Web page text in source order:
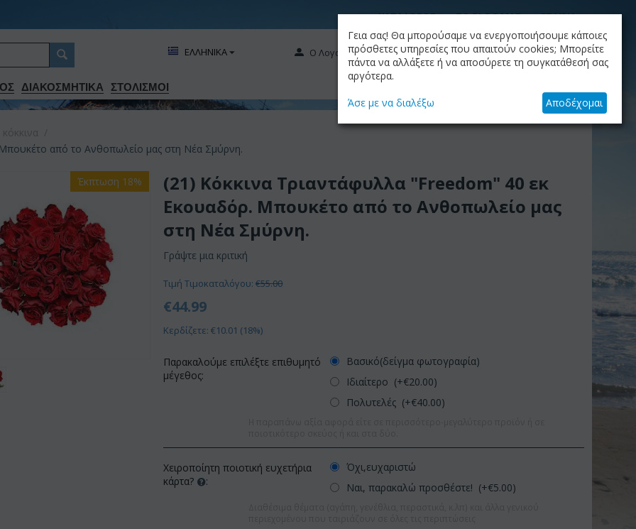
ΚΑΤΑΛΟΓΟΣ ΤΟ BLOG ΜΑΣ ΕΤΑΙΡΙΑ
ΔΙΑΚΟΣΜΗΤΙΚA ΣΤΟΛΙΣΜΟΙ
Ο Λογαριασμός μου
ΕΛΛΗΝΙΚΑ
+30.210.9319884
ΚΑΛΆΘΙ
Το καλάθι είναι άδειο
από το Ανθοπωλείο μας στη Νέα Σμύρνη.
Έκπτωση 18%
(21) Κόκκινα Τριαντάφυλλα "Freedom" 40 εκ
Εκουαδόρ. Μπουκέτο από το Ανθοπωλείο μας
στη Νέα Σμύρνη.
Γράψτε μια κριτική
Τιμή Τιμοκαταλόγου: €55.00
€44.99
Κερδίζετε: €10.01 (18%)
Παρακαλούμε επιλέξτε επιθυμητό
μέγεθος:
Βασικό(δείγμα φωτογραφία)
Ιδιαίτερο (+€20.00)
Πολυτελές (+€40.00)
Χειροποίητη ποιοτική ευχετήρια
κάρτα?
:
Όχι,ευχαριστώ
Ναι, παρακαλώ προσθέστε! (+€5.00)
Γεια σας! Θα μπορούσαμε να ενεργοποιήσουμε κάποιες
πρόσθετες υπηρεσίες που απαιτούν cookies; Μπορείτε
πάντα να αλλάξετε ή να αποσύρετε τη συγκατάθεσή σας
αργότερα.
Άσε με να διαλέξω Αποδέχομαι